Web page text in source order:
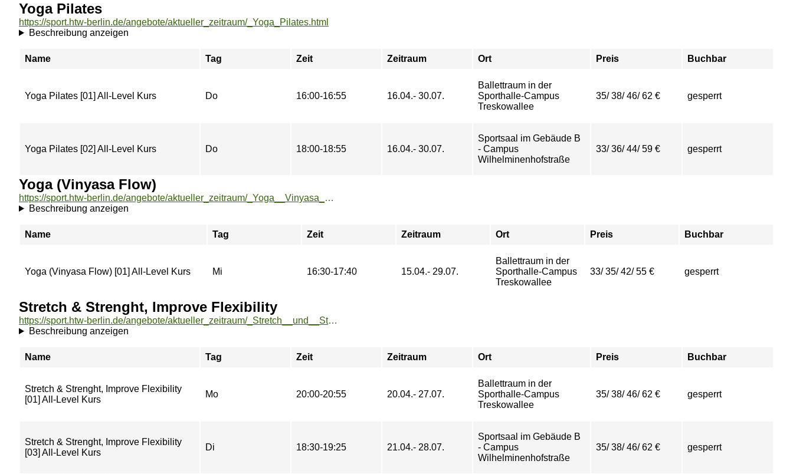
Yoga Pilates
https://sport.htw-berlin.de/angebote/aktueller_zeitraum/_Yoga_Pilates.html
Beschreibung anzeigen
Name Tag Zeit Zeitraum Ort Preis Buchbar
Yoga Pilates [01] All-Level Kurs Do 16:00-16:55 16.04.- 30.07.
Ballettraum in der
Sporthalle-Campus
Treskowallee
35/ 38/ 46/ 62 € gesperrt
Yoga Pilates [02] All-Level Kurs Do 18:00-18:55 16.04.- 30.07.
Sportsaal im Gebäude B
- Campus
Wilhelminenhofstraße
33/ 36/ 44/ 59 € gesperrt
Yoga (Vinyasa Flow)
https://sport.htw-berlin.de/angebote/aktueller_zeitraum/_Yoga__Vinyasa_Flow_.html
Beschreibung anzeigen
Name Tag Zeit Zeitraum Ort Preis Buchbar
Yoga (Vinyasa Flow) [01] All-Level Kurs Mi 16:30-17:40 15.04.- 29.07.
Ballettraum in der
Sporthalle-Campus
Treskowallee
33/ 35/ 42/ 55 € gesperrt
Stretch & Strenght, Improve Flexibility
https://sport.htw-berlin.de/angebote/aktueller_zeitraum/_Stretch__und__Strenght__Improve_Flexibility.html
Beschreibung anzeigen
Name Tag Zeit Zeitraum Ort Preis Buchbar
Stretch & Strenght, Improve Flexibility
[01] All-Level Kurs
Mo 20:00-20:55 20.04.- 27.07.
Ballettraum in der
Sporthalle-Campus
Treskowallee
35/ 38/ 46/ 62 € gesperrt
Stretch & Strenght, Improve Flexibility
[03] All-Level Kurs
Di 18:30-19:25 21.04.- 28.07.
Sportsaal im Gebäude B
- Campus
Wilhelminenhofstraße
35/ 38/ 46/ 62 € gesperrt